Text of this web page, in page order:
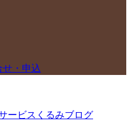
せ・申込
ービスくるみブログ